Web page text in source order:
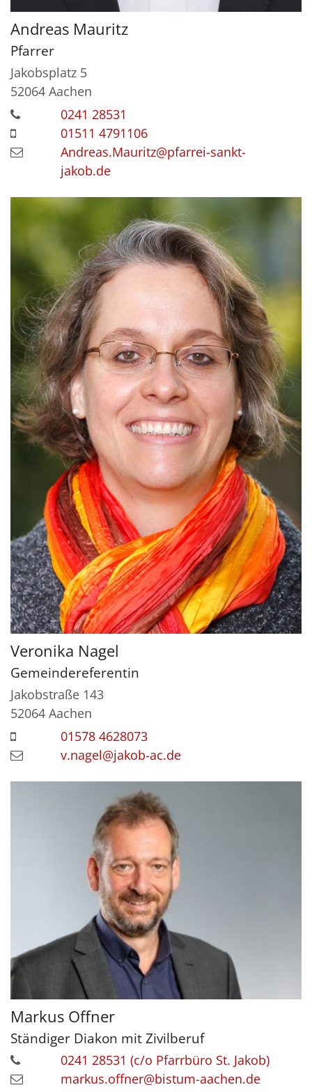
Andreas Mauritz
Pfarrer
Jakobsplatz 5
52064 Aachen
0241 28531
01511 4791106
Andreas.Mauritz@pfarrei-sankt-
jakob.de
Veronika Nagel
Gemeindereferentin
Jakobstraße 143
52064 Aachen
01578 4628073
v.nagel@jakob-ac.de
Markus Offner
Ständiger Diakon mit Zivilberuf
0241 28531 (c/o Pfarrbüro St. Jakob)
markus.offner@bistum-aachen.de